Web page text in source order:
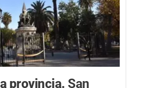
provincia. San